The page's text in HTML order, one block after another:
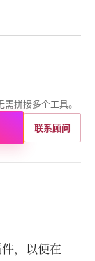
拼接多个工具。
联系顾问
，以便在